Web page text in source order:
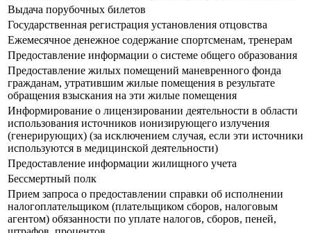
Выдача порубочных билетов
Государственная регистрация установления отцовства
Ежемесячное денежное содержание спортсменам, тренерам
Предоставление информации о системе общего образования
Предоставление жилых помещений маневренного фонда
гражданам, утратившим жилые помещения в результате
обращения взыскания на эти жилые помещения
Информирование о лицензировании деятельности в области
использования источников ионизирующего излучения
(генерирующих) (за исключением случая, если эти источники
используются в медицинской деятельности)
Предоставление информации жилищного учета
Бессмертный полк
Прием запроса о предоставлении справки об исполнении
налогоплательщиком (плательщиком сборов, налоговым
агентом) обязанности по уплате налогов, сборов, пеней,